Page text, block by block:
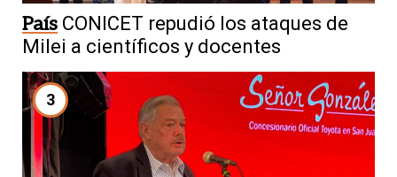
País CONICET repudió los ataques de
Milei a científicos y docentes
3